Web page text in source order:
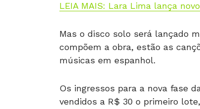
LEIA MAIS: Lara Lima lança
Mas o disco solo será lançado
compõem a obra, estão as
músicas em espanhol.
Os ingressos para a nova fase
vendidos a R$ 30 o primeiro